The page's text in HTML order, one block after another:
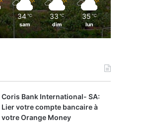
34 ℃
sam
33 ℃
dim
35 ℃
lun
Coris Bank International- SA:
Lier votre compte bancaire à
votre Orange Money